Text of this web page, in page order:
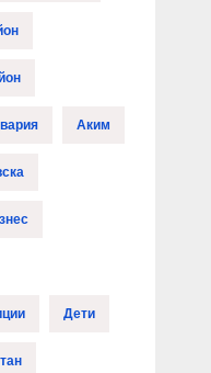
Аким
Дети